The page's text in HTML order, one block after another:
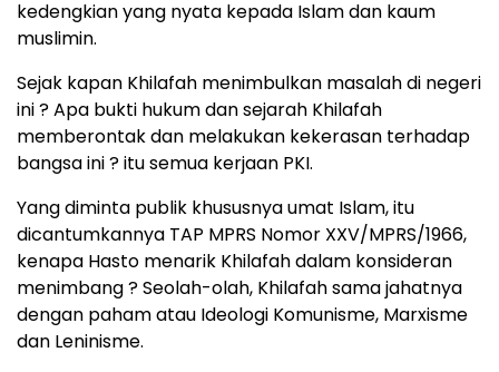
kedengkian yang nyata kepada Islam dan kaum
muslimin.
Sejak kapan Khilafah menimbulkan masalah di negeri
ini ? Apa bukti hukum dan sejarah Khilafah
memberontak dan melakukan kekerasan terhadap
bangsa ini ? itu semua kerjaan PKI.
Yang diminta publik khususnya umat Islam, itu
dicantumkannya TAP MPRS Nomor XXV/MPRS/1966,
kenapa Hasto menarik Khilafah dalam konsideran
menimbang ? Seolah-olah, Khilafah sama jahatnya
dengan paham atau Ideologi Komunisme, Marxisme
dan Leninisme.